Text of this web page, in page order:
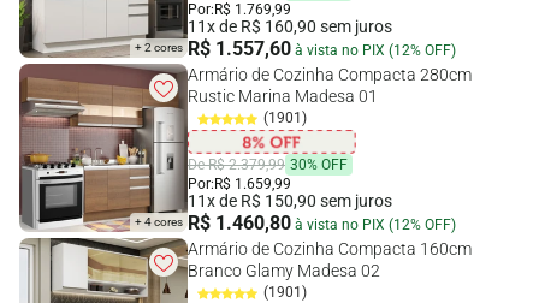
+ 2 cores
Por: R$ 1.769,99
11x de R$ 160,90 sem juros
R$ 1.557,60 à vista no PIX (12% OFF)
+ 4 cores
Armário de Cozinha Compacta 280cm
Rustic Marina Madesa 01
(1901)
De R$ 2.379,99 30% OFF
Por: R$ 1.659,99
11x de R$ 150,90 sem juros
R$ 1.460,80 à vista no PIX (12% OFF)
Armário de Cozinha Compacta 160cm
Branco Glamy Madesa 02
(1901)